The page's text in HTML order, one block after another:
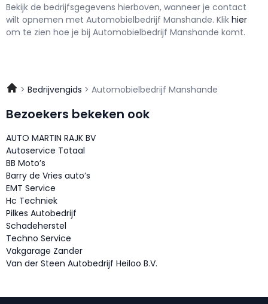
Bekijk de bedrijfsgegevens hierboven, wanneer je contact
wilt opnemen met Automobielbedrijf Manshande. Klik hier
om te zien hoe je bij Automobielbedrijf Manshande komt.
Bedrijvengids Automobielbedrijf Manshande
Bezoekers bekeken ook
AUTO MARTIN RAJK BV
Autoservice Totaal
BB Moto’s
Barry de Vries auto’s
EMT Service
Hc Techniek
Pilkes Autobedrijf
Schadeherstel
Techno Service
Vakgarage Zander
Van der Steen Autobedrijf Heiloo B.V.